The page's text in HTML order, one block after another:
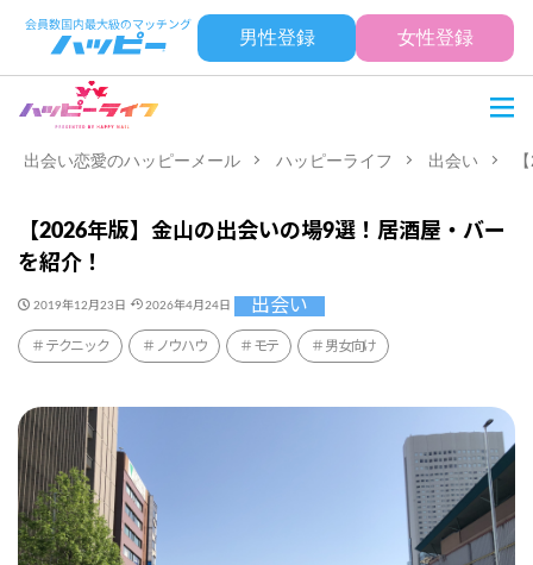
男性登録 女性登録
出会い恋愛のハッピーメール ハッピーライフ 出会い
【2026年版】金山の出会いの場9選！居酒屋・バー
を紹介！
2019年12月23日 2026年4月24日 出会い
テクニック ノウハウ モテ 男女向け